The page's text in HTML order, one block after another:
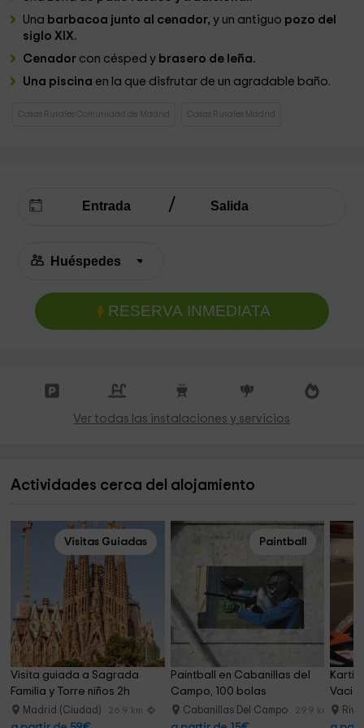
Una barbacoa junto al cenador, y un antiguo pozo del
siglo XIX.
Cenador con césped y brasero de leña.
Una piscina en la que disfrutar de un agradable baño.
Casas Rurales Comunidad de Madrid Casas Rurales Madrid
RESERVA INMEDIATA
Ver todas las instalaciones y servicios
Actividades cerca del alojamiento
Visitas Guiadas
Visita guiada a Sagrada
Familia y Torre niños 2h
Madrid (Ciudad) 26.9 km
Paintball
Paintball en Cabanillas del
Campo, 100 bolas
Cabanillas Del Campo 29.9 km